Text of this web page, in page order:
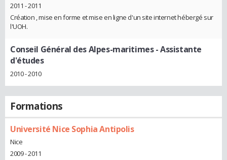
2011 - 2011
Création , mise en forme et mise en ligne d'un site internet hébergé sur
l'UOH.
Conseil Général des Alpes-maritimes- Assistante
d'études
2010 - 2010
Formations
Université Nice Sophia Antipolis
Nice
2009 - 2011